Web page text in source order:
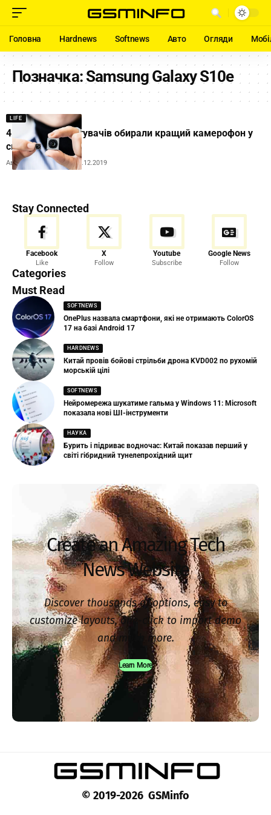
Головна Hardnews Softnews Авто Огляди
Позначка:Samsung Galaxy S10e
LIFE
4 000 000 користувачів обирали кращий камерофон у
світі
Автор:Andrew Orobets 17.12.2019
Stay Connected
Facebook
Like
X
Follow
Youtube
Subscribe
Google News
Follow
Categories
Must Read
SOFTNEWS
OnePlus назвала смартфони, які не отримають ColorOS
17 на базі Android 17
HARDNEWS
Китай провів бойові стрільби дрона KVD002 по рухомій
морській цілі
SOFTNEWS
Нейромережа шукатиме гальма у Windows 11: Microsoft
показала нові ШІ-інструменти
НАУКА
Бурить і підриває водночас: Китай показав перший у
світі гібридний тунелепрохідний щит
Create an Amazing Tech
News Website
Discover thousands of options, easy to
customize layouts, one-click to import demo
and much more.
Learn More
© 2019-2026 GSMinfo